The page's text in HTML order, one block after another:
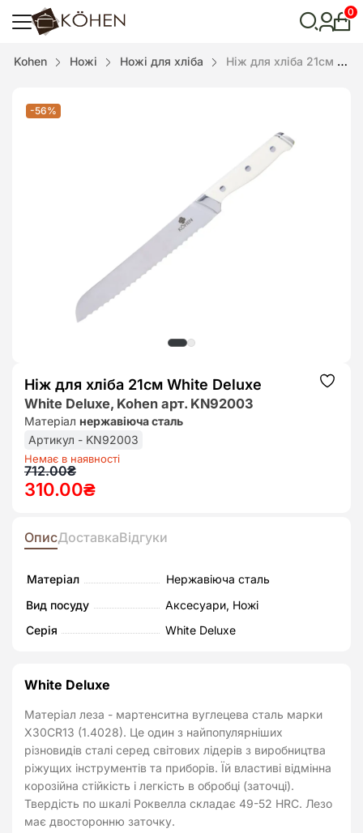
пошук
0
Kohen Ножі Ножі для хліба Ніж для хліба 21см White Deluxe
-56%
Ніж для хліба 21см White Deluxe
White Deluxe, Kohen арт. KN92003
Матеріал нержавіюча сталь
Артикул - KN92003
Немає в наявності
712.00₴
Оригінальна
ціна:
310.00₴
Поточна
ціна:
ОписДоставкаВідгуки
Матеріал
Нержавіюча сталь
Вид посуду
Аксесуари, Ножі
Серія
White Deluxe
White Deluxe
Матеріал леза - мартенситна вуглецева сталь марки
X30CR13 (1.4028). Це один з найпопулярніших
різновидів сталі серед світових лідерів з виробництва
ріжущих інструментів та приборів. Їй властиві відмінна
корозійна стійкість і легкість в обробці (заточці).
Твердість по шкалі Роквелла складає 49-52 HRC. Лезо
має двосторонню заточку.